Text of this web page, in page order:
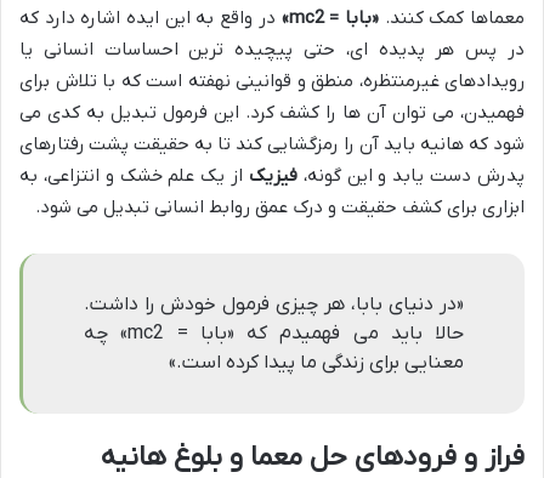
معماها کمک کنند.«بابا = mc2»
در واقع به این ایده اشاره دارد که
در پس هر پدیده ای، حتی پیچیده ترین احساسات انسانی یا
رویدادهای غیرمنتظره، منطق و قوانینی نهفته است که با تلاش برای
فهمیدن، می توان آن ها را کشف کرد. این فرمول تبدیل به کدی می
شود که هانیه باید آن را رمزگشایی کند تا به حقیقت پشت رفتارهای
پدرش دست یابد و این گونه،فیزیک از یک علم خشک و انتزاعی، به
ابزاری برای کشف حقیقت و درک عمق روابط انسانی تبدیل می شود.
«در دنیای بابا، هر چیزی فرمول خودش را داشت.
حالا باید می فهمیدم که «بابا = mc2» چه
معنایی برای زندگی ما پیدا کرده است.»
فراز و فرودهای حل معما و بلوغ هانیه